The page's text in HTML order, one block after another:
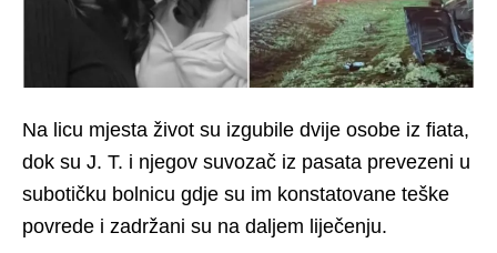
Na licu mjesta život su izgubile dvije osobe iz fiata,
dok su J. T. i njegov suvozač iz pasata prevezeni u
subotičku bolnicu gdje su im konstatovane teške
povrede i zadržani su na daljem liječenju.